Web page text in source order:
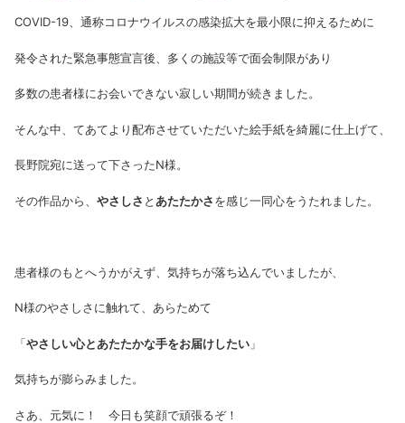
COVID-19、通称コロナウイルスの感染拡大を最小限に抑えるために
発令された緊急事態宣言後、多くの施設等で面会制限があり
多数の患者様にお会いできない寂しい期間が続きました。
そんな中、てあてより配布させていただいた絵手紙を綺麗に仕上げて、
長野院宛に送って下さったN様。
その作品から、 やさしさ と あたたかさを感じ一同心をうたれました。
患者様のもとへうかがえず、気持ちが落ち込んでいましたが、
N様のやさしさに触れて、あらためて
「やさしい心とあたたかな手をお届けしたい 」
気持ちが膨らみました。
さあ、元気に！ 今日も笑顔で頑張るぞ！